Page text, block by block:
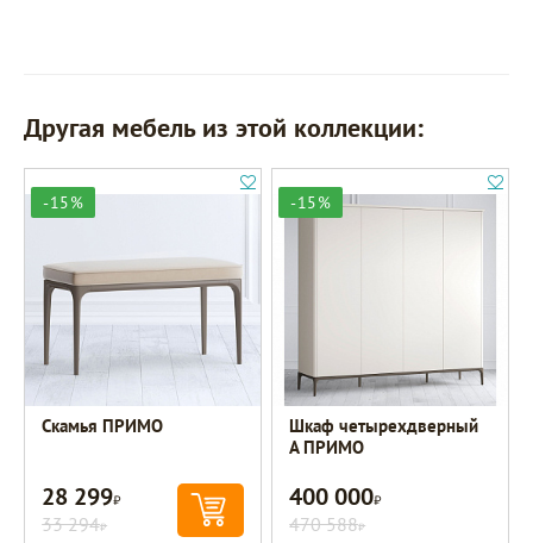
Другая мебель из этой коллекции:
-15%
Скамья ПРИМО
28 299Р
33 294Р
-15%
Шкаф четырехдверный
A ПРИМО
400 000Р
470 588Р